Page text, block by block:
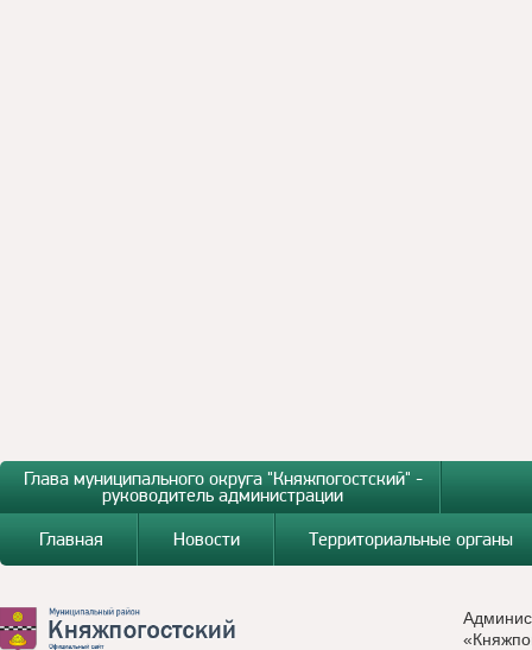
Глава муниципального округа "Княжпогостский" -
руководитель администрации
Главная
Новости Территориальные органы